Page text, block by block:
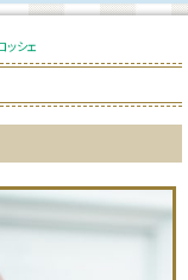
ッシェ